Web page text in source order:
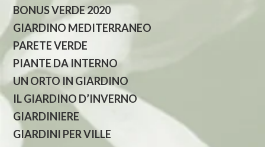
BONUS VERDE 2020
GIARDINO MEDITERRANEO
PARETE VERDE
PIANTE DA INTERNO
UN ORTO IN GIARDINO
IL GIARDINO D’INVERNO
GIARDINIERE
GIARDINI PER VILLE